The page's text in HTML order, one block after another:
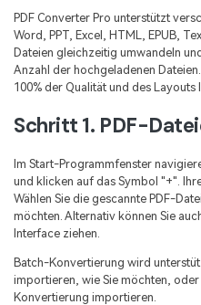
PDF Converter Pro unterstützt
Word, PPT, Excel, HTML, EPUB,
Dateien gleichzeitig umwandeln
Anzahl der hochgeladenen
100% der Qualität und des Layouts
Schritt 1. PDF-
Im Start-Programmfenster
und klicken auf das Symbol "+".
Wählen Sie die gescannte PDF-
möchten. Alternativ können Sie
Interface ziehen.
Batch-Konvertierung wird
importieren, wie Sie möchten,
Konvertierung importieren.